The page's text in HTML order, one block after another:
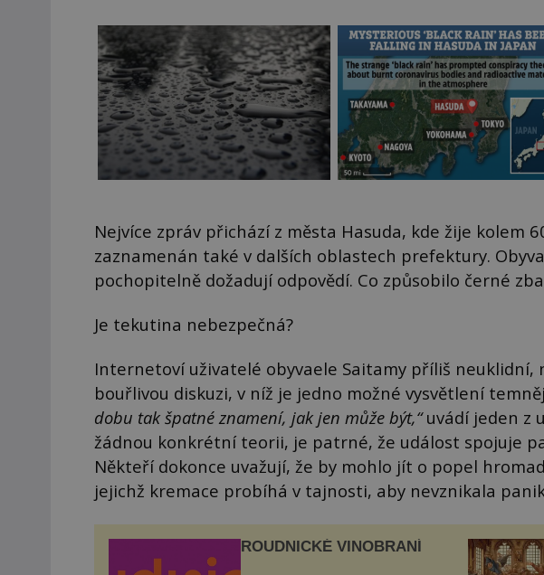
Nejvíce zpráv přichází z města Hasuda, kde žije kolem
zaznamenán také v dalších oblastech prefektury.
pochopitelně dožadují odpovědí. Co způsobilo černé
Je tekutina nebezpečná?
Internetoví uživatelé obyvaele Saitamy příliš neuklidní,
bouřlivou diskuzi, v níž je jedno možné vysvětlení
dobu tak špatné znamení, jak jen může být,“uvádí jeden z
žádnou konkrétní teorii, je patrné, že událost spojuje
Někteří dokonce uvažují, že by mohlo jít o popel
jejichž kremace probíhá v tajnosti, aby nevznikala
ROUDNICKÉ VINOBRANÍ